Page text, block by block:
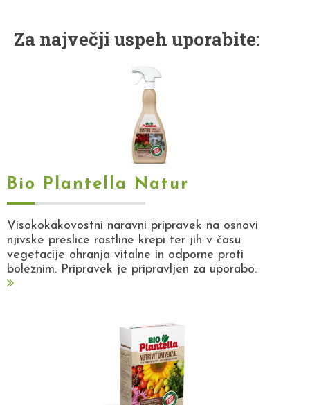
Za največji uspeh uporabite:
Bio Plantella Natur
Visokokakovostni naravni pripravek na osnovi
njivske preslice rastline krepi ter jih v času
vegetacije ohranja vitalne in odporne proti
boleznim. Pripravek je pripravljen za uporabo.